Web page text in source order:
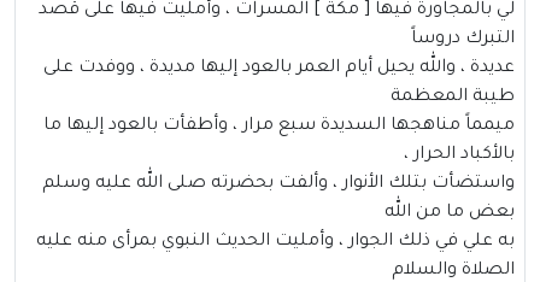
لي بالمجاورة فيها [ مكة ] المسرات ، وأمليت فيها على قصد
التبرك دروساً
عديدة ، والله يحيل أيام العمر بالعود إليها مديدة ، ووفدت على
طيبة المعظمة
ميمماً مناهجها السديدة سبع مرار ، وأطفأت بالعود إليها ما
بالأكباد الحرار ،
واستضأت بتلك الأنوار ، وألفت بحضرته صلى الله عليه وسلم
بعض ما من الله
به علي في ذلك الجوار ، وأمليت الحديث النبوي بمرأى منه عليه
الصلاة والسلام